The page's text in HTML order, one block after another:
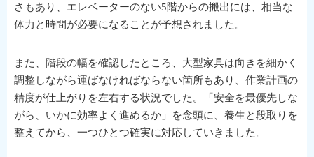
さもあり、エレベーターのない5階からの搬出には、相当な
体力と時間が必要になることが予想されました。
また、階段の幅を確認したところ、大型家具は向きを細かく
調整しながら運ばなければならない箇所もあり、作業計画の
精度が仕上がりを左右する状況でした。「安全を最優先しな
がら、いかに効率よく進めるか」を念頭に、養生と段取りを
整えてから、一つひとつ確実に対応していきました。